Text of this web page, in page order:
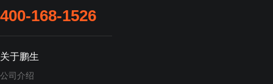
400-168-1526
关于鹏生
公司介绍